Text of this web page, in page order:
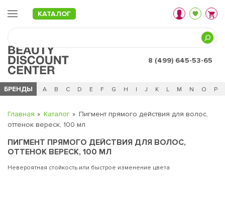
КАТАЛОГ
8 (499) 645-53-65
БРЕНДЫ
Ч 0 - 9 A B C D E F G H I J K L M N O P
Главная Каталог
Пигмент прямого действия для волос,
оттенок вереск, 100 мл
ПИГМЕНТ ПРЯМОГО ДЕЙСТВИЯ ДЛЯ ВОЛОС,
ОТТЕНОК ВЕРЕСК, 100 МЛ
Невероятная стойкость или быстрое изменение цвета